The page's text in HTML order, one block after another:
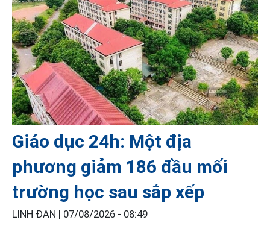
Giáo dục 24h: Một địa
phương giảm 186 đầu mối
trường học sau sắp xếp
LINH ĐAN | 07/08/2026 - 08:49